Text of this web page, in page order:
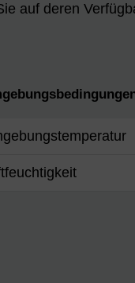
auf deren